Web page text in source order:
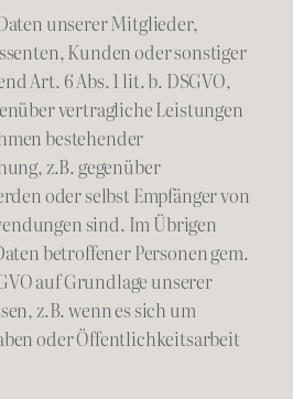
unserer Mitglieder,
Kunden oder sonstiger
Art. 6 Abs. 1 lit. b. DSGVO,
vertragliche Leistungen
bestehender
z.B. gegenüber
oder selbst Empfänger von
sind. Im Übrigen
betroffener Personen gem.
auf Grundlage unserer
z.B. wenn es sich um
oder Öffentlichkeitsarbeit